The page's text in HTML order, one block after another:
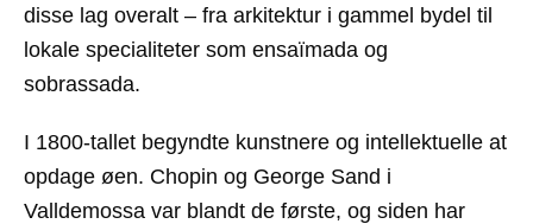
disse lag overalt – fra arkitektur i gammel bydel til
lokale specialiteter som ensaïmada og
sobrassada.
I 1800-tallet begyndte kunstnere og intellektuelle at
opdage øen. Chopin og George Sand i
Valldemossa var blandt de første, og siden har